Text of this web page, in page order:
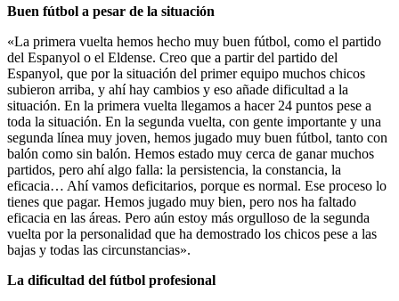
Buen fútbol a pesar de la situación
«La primera vuelta hemos hecho muy buen fútbol, como el partido
del Espanyol o el Eldense. Creo que a partir del partido del
Espanyol, que por la situación del primer equipo muchos chicos
subieron arriba, y ahí hay cambios y eso añade dificultad a la
situación. En la primera vuelta llegamos a hacer 24 puntos pese a
toda la situación. En la segunda vuelta, con gente importante y una
segunda línea muy joven, hemos jugado muy buen fútbol, tanto con
balón como sin balón. Hemos estado muy cerca de ganar muchos
partidos, pero ahí algo falla: la persistencia, la constancia, la
eficacia… Ahí vamos deficitarios, porque es normal. Ese proceso lo
tienes que pagar. Hemos jugado muy bien, pero nos ha faltado
eficacia en las áreas. Pero aún estoy más orgulloso de la segunda
vuelta por la personalidad que ha demostrado los chicos pese a las
bajas y todas las circunstancias».
La dificultad del fútbol profesional